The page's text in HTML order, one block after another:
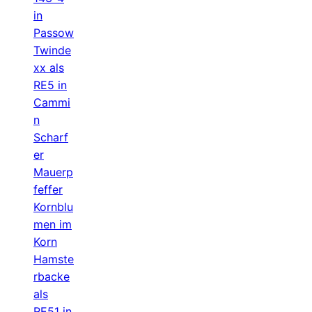
in
Passow
Twinde
xx als
RE5 in
Cammi
n
Scharf
er
Mauerp
feffer
Kornblu
men im
Korn
Hamste
rbacke
als